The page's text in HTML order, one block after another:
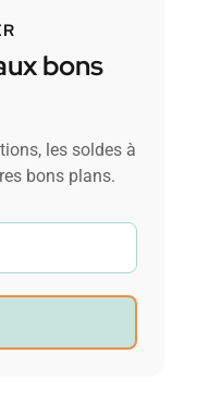
bons
les soldes à
bons plans.